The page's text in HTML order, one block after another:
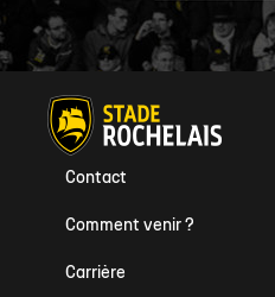
Contact
Comment venir ?
Carrière